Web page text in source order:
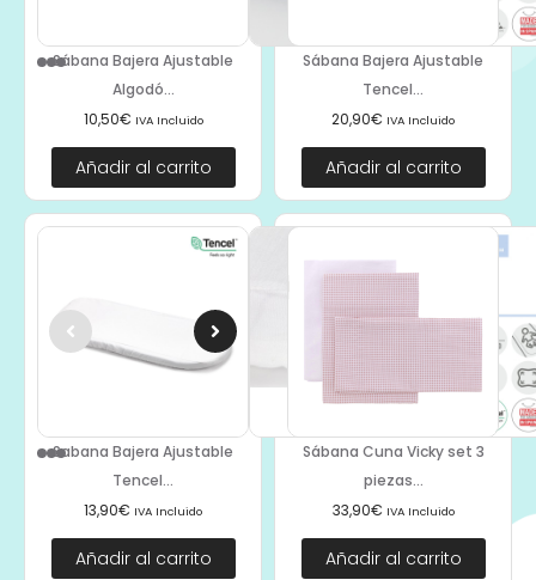
Sábana Bajera Ajustable
Algodó...
10,50€ IVA Incluido
Añadir al carrito
Sábana Bajera Ajustable
Tencel...
20,90€ IVA Incluido
Añadir al carrito
Sabana Bajera Ajustable
Tencel...
13,90€ IVA Incluido
Añadir al carrito
Sábana Cuna Vicky set 3
piezas...
33,90€ IVA Incluido
Añadir al carrito